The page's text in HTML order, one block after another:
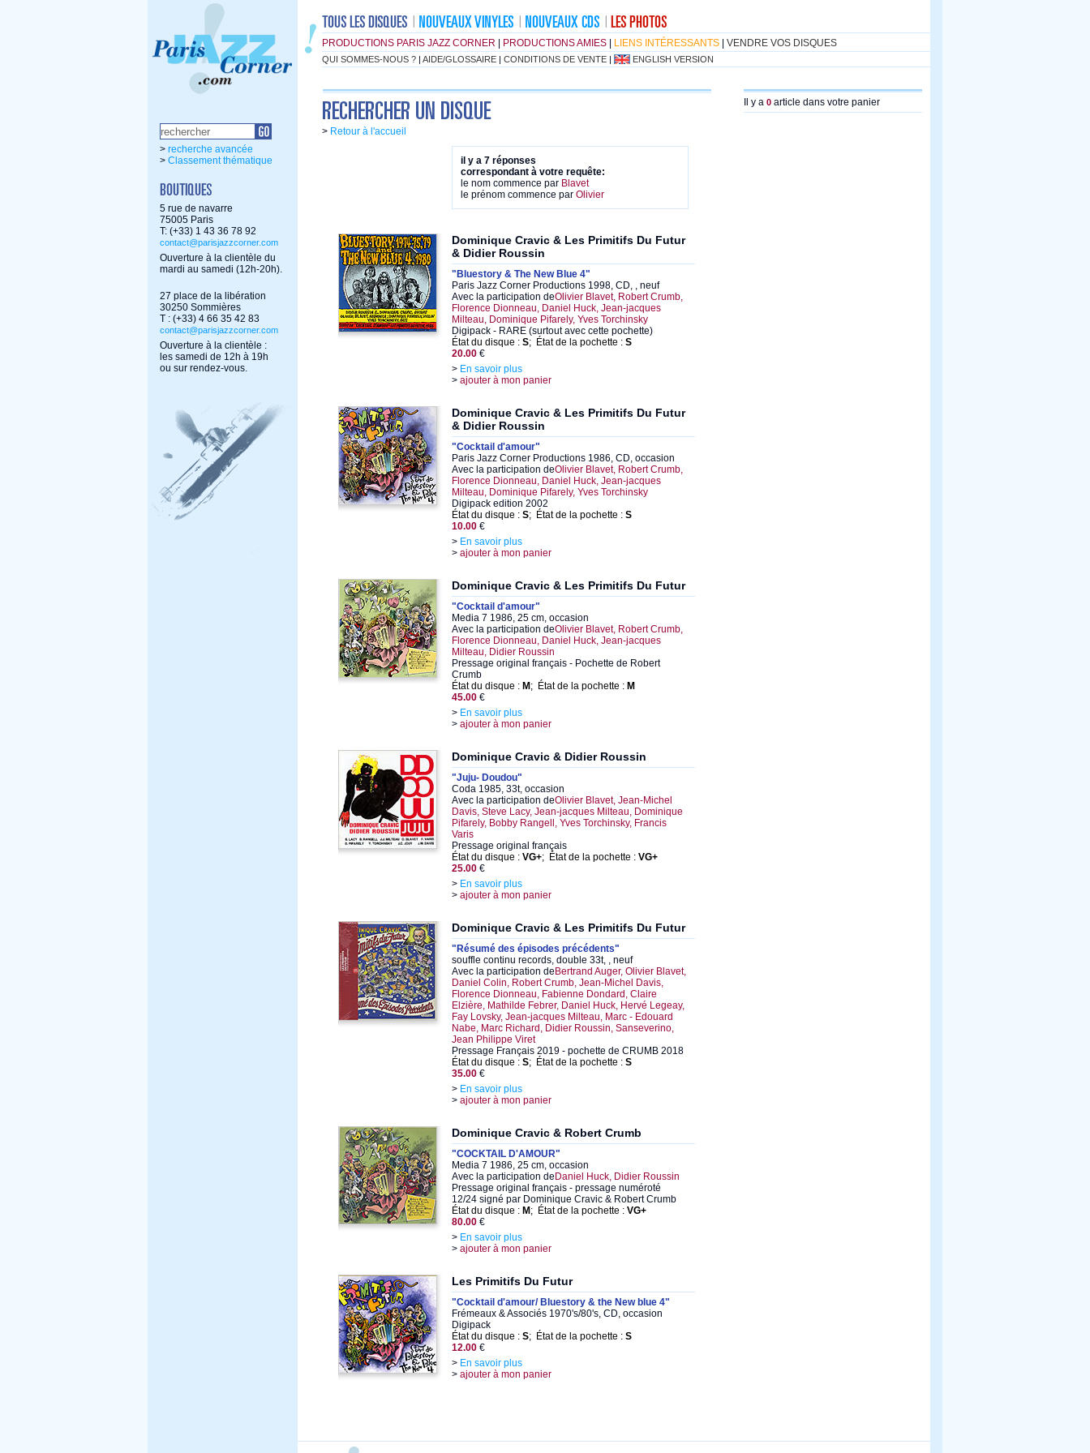
PRODUCTIONS PARIS JAZZ CORNER PRODUCTIONS AMIES LIENS INTÉRESSANTS VENDRE VOS DISQUES
QUI SOMMES-NOUS ? | AIDE/GLOSSAIRE | CONDITIONS DE VENTE | ENGLISH VERSION
> recherche avancée
> Classement thématique
5 rue de navarre
75005 Paris
T: (+33) 1 43 36 78 92
contact@parisjazzcorner.com
Ouverture à la clientèle du
mardi au samedi (12h-20h).
27 place de la libération
30250 Sommières
T : (+33) 4 66 35 42 83
contact@parisjazzcorner.com
Ouverture à la clientèle :
les samedi de 12h à 19h
ou sur rendez-vous.
> Retour à l'accueil
il y a 7 réponses
correspondant à votre requête:
le nom commence par Blavet
le prénom commence par Olivier
Dominique Cravic & Les Primitifs Du Futur
& Didier Roussin
"Bluestory & The New Blue 4"
Paris Jazz Corner Productions 1998, CD, , neuf
Avec la participation deOlivier Blavet, Robert Crumb,
Florence Dionneau, Daniel Huck, Jean-jacques
Milteau, Dominique Pifarely, Yves Torchinsky
Digipack - RARE (surtout avec cette pochette)
État du disque : S; État de la pochette : S
20.00 €
> En savoir plus
> ajouter à mon panier
Dominique Cravic & Les Primitifs Du Futur
& Didier Roussin
"Cocktail d'amour"
Paris Jazz Corner Productions 1986, CD, occasion
Avec la participation deOlivier Blavet, Robert Crumb,
Florence Dionneau, Daniel Huck, Jean-jacques
Milteau, Dominique Pifarely, Yves Torchinsky
Digipack edition 2002
État du disque : S; État de la pochette : S
10.00 €
> En savoir plus
> ajouter à mon panier
Dominique Cravic & Les Primitifs Du Futur
"Cocktail d'amour"
Media 7 1986, 25 cm, occasion
Avec la participation deOlivier Blavet, Robert Crumb,
Florence Dionneau, Daniel Huck, Jean-jacques
Milteau, Didier Roussin
Pressage original français - Pochette de Robert
Crumb
État du disque : M ; État de la pochette : M
45.00 €
> En savoir plus
> ajouter à mon panier
Dominique Cravic & Didier Roussin
"Juju- Doudou"
Coda 1985, 33t, occasion
Avec la participation deOlivier Blavet, Jean-Michel
Davis, Steve Lacy, Jean-jacques Milteau, Dominique
Pifarely, Bobby Rangell, Yves Torchinsky, Francis
Varis
Pressage original français
État du disque : VG+; État de la pochette : VG+
25.00 €
> En savoir plus
> ajouter à mon panier
Dominique Cravic & Les Primitifs Du Futur
"Résumé des épisodes précédents"
souffle continu records, double 33t, , neuf
Avec la participation de Bertrand Auger, Olivier Blavet,
Daniel Colin, Robert Crumb, Jean-Michel Davis,
Florence Dionneau, Fabienne Dondard, Claire
Elzière, Mathilde Febrer, Daniel Huck, Hervé Legeay,
Fay Lovsky, Jean-jacques Milteau, Marc - Edouard
Nabe, Marc Richard, Didier Roussin, Sanseverino,
Jean Philippe Viret
Pressage Français 2019 - pochette de CRUMB 2018
État du disque : S; État de la pochette : S
35.00 €
> En savoir plus
> ajouter à mon panier
Dominique Cravic & Robert Crumb
"COCKTAIL D'AMOUR"
Media 7 1986, 25 cm, occasion
Avec la participation de Daniel Huck, Didier Roussin
Pressage original français - pressage numéroté
12/24 signé par Dominique Cravic & Robert Crumb
État du disque : M ; État de la pochette : VG+
80.00 €
> En savoir plus
> ajouter à mon panier
Les Primitifs Du Futur
"Cocktail d'amour/ Bluestory & the New blue 4"
Frémeaux & Associés 1970's/80's, CD, occasion
Digipack
État du disque : S; État de la pochette : S
12.00 €
> En savoir plus
> ajouter à mon panier
Il y a 0 article dans votre panier